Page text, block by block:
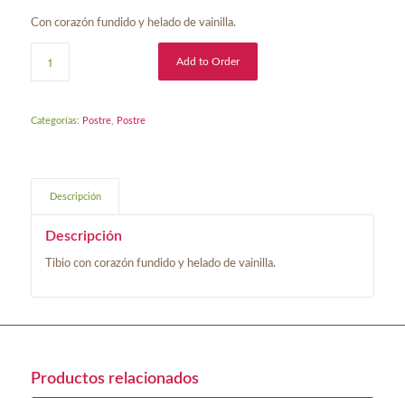
Con corazón fundido y helado de vainilla.
Add to Order
Categorías: Postre, Postre
Descripción
Descripción
Tibio con corazón fundido y helado de vainilla.
Productos relacionados